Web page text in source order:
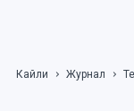
Кайли Журнал